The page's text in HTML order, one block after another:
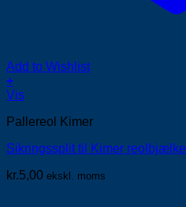
Add to Wishlist
+
Vis
Pallereol Kimer
Sikringssplit til Kimer reolbjælke
kr.5,00 ekskl. moms